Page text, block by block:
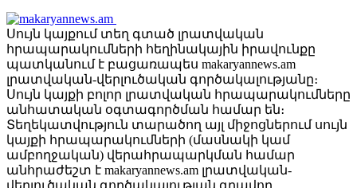
Սույն կայքում տեղ գտած լրատվական
հրապարակումների հեղինակային իրավունքը
պատկանում է բացառապես makaryannews.am
լրատվական-վերլուծական գործակալությանը։
Սույն կայքի բոլոր լրատվական հրապարակումները
անհատական օգտագործման համար են։
Տեղեկատվություն տարածող այլ միջոցներում սույն
կայքի հրապարակումների (մասնակի կամ
ամբողջական) վերահրապարկման համար
անհրաժեշտ է makaryannews.am լրատվական-